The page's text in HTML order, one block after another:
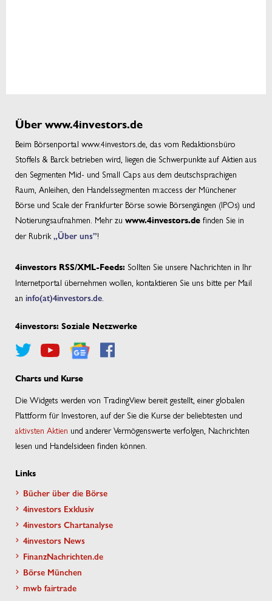
Über www.4investors.de
Beim Börsenportal www.4investors.de, das vom Redaktionsbüro
Stoffels & Barck betrieben wird, liegen die Schwerpunkte auf Aktien aus
den Segmenten Mid- und Small Caps aus dem deutschsprachigen
Raum, Anleihen, den Handelssegmenten m:access der Münchener
Börse und Scale der Frankfurter Börse sowie Börsengängen (IPOs) und
Notierungsaufnahmen. Mehr zu www.4investors.de finden Sie in
der Rubrik „Über uns”!
4investors RSS/XML-Feeds: Sollten Sie unsere Nachrichten in Ihr
Internetportal übernehmen wollen, kontaktieren Sie uns bitte per Mail
an info(at)4investors.de
4investors: Soziale Netzwerke
Charts und Kurse
Die Widgets werden von TradingView bereit gestellt, einer globalen
Plattform für Investoren, auf der Sie die Kurse der beliebtesten und
aktivsten Aktien und anderer Vermögenswerte verfolgen, Nachrichten
lesen und Handelsideen finden können.
Links
Bücher über die Börse
4investors Exklusiv
4investors Chartanalyse
4investors News
FinanzNachrichten.de
Börse München
mwb fairtrade